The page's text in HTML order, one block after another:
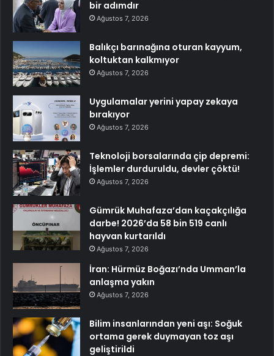
bir adımdır
Ağustos 7, 2026
Balıkçı barınağına oturan kayyum,
koltuktan kalkmıyor
Ağustos 7, 2026
Uygulamalar yerini yapay zekaya
bırakıyor
Ağustos 7, 2026
Teknoloji borsalarında çip depremi:
İşlemler durduruldu, devler çöktü!
Ağustos 7, 2026
Gümrük Muhafaza’dan kaçakçılığa
darbe! 2026’da 58 bin 519 canlı
hayvan kurtarıldı
Ağustos 7, 2026
İran: Hürmüz Boğazı’nda Umman’la
anlaşma yakın
Ağustos 7, 2026
Bilim insanlarından yeni aşı: Soğuk
ortama gerek duymayan toz aşı
geliştirildi